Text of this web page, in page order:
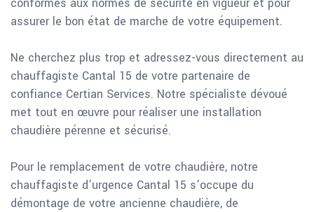
assurer le bon état de marche de votre équipement.
Ne cherchez plus trop et adressez-vous directement au
chauffagiste Cantal 15 de votre partenaire de
confiance Certian Services. Notre spécialiste dévoué
met tout en œuvre pour réaliser une installation
chaudière pérenne et sécurisé.
Pour le remplacement de votre chaudière, notre
chauffagiste d’urgence Cantal 15 s’occupe du
démontage de votre ancienne chaudière, de